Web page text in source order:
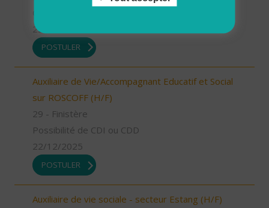
22/12/2025
POSTULER
Auxiliaire de Vie/Accompagnant Educatif et Social
sur ROSCOFF (H/F)
29 - Finistère
Possibilité de CDI ou CDD
22/12/2025
POSTULER
Auxiliaire de vie sociale - secteur Estang (H/F)